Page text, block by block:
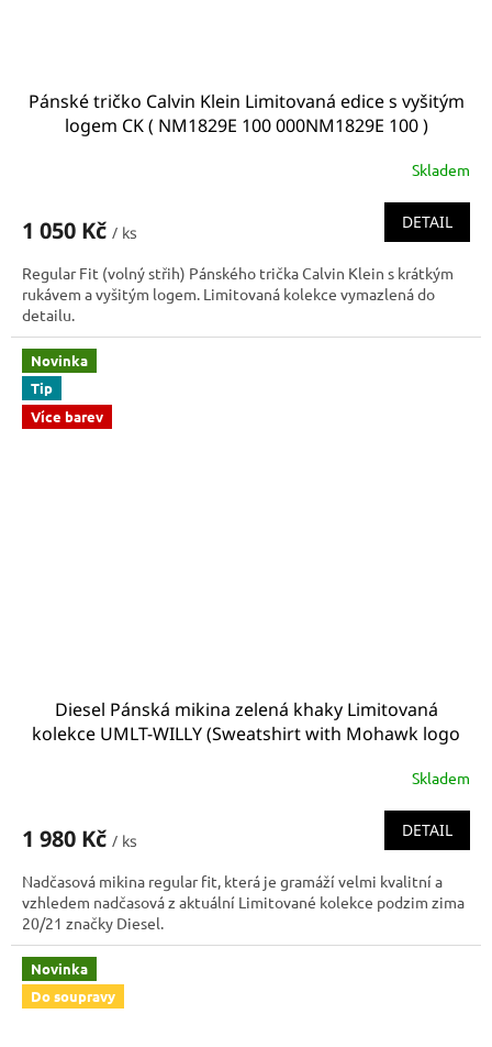
Pánské tričko Calvin Klein Limitovaná edice s vyšitým
logem CK ( NM1829E 100 000NM1829E 100 )
Skladem
1 050 Kč / ks
DETAIL
Regular Fit (volný střih) Pánského trička Calvin Klein s krátkým
rukávem a vyšitým logem. Limitovaná kolekce vymazlená do
detailu.
Novinka
Tip
Více barev
Diesel Pánská mikina zelená khaky Limitovaná
kolekce UMLT-WILLY (Sweatshirt with Mohawk logo
Skladem
1 980 Kč / ks
DETAIL
Nadčasová mikina regular fit, která je gramáží velmi kvalitní a
vzhledem nadčasová z aktuální Limitované kolekce podzim zima
20/21 značky Diesel.
Novinka
Do soupravy